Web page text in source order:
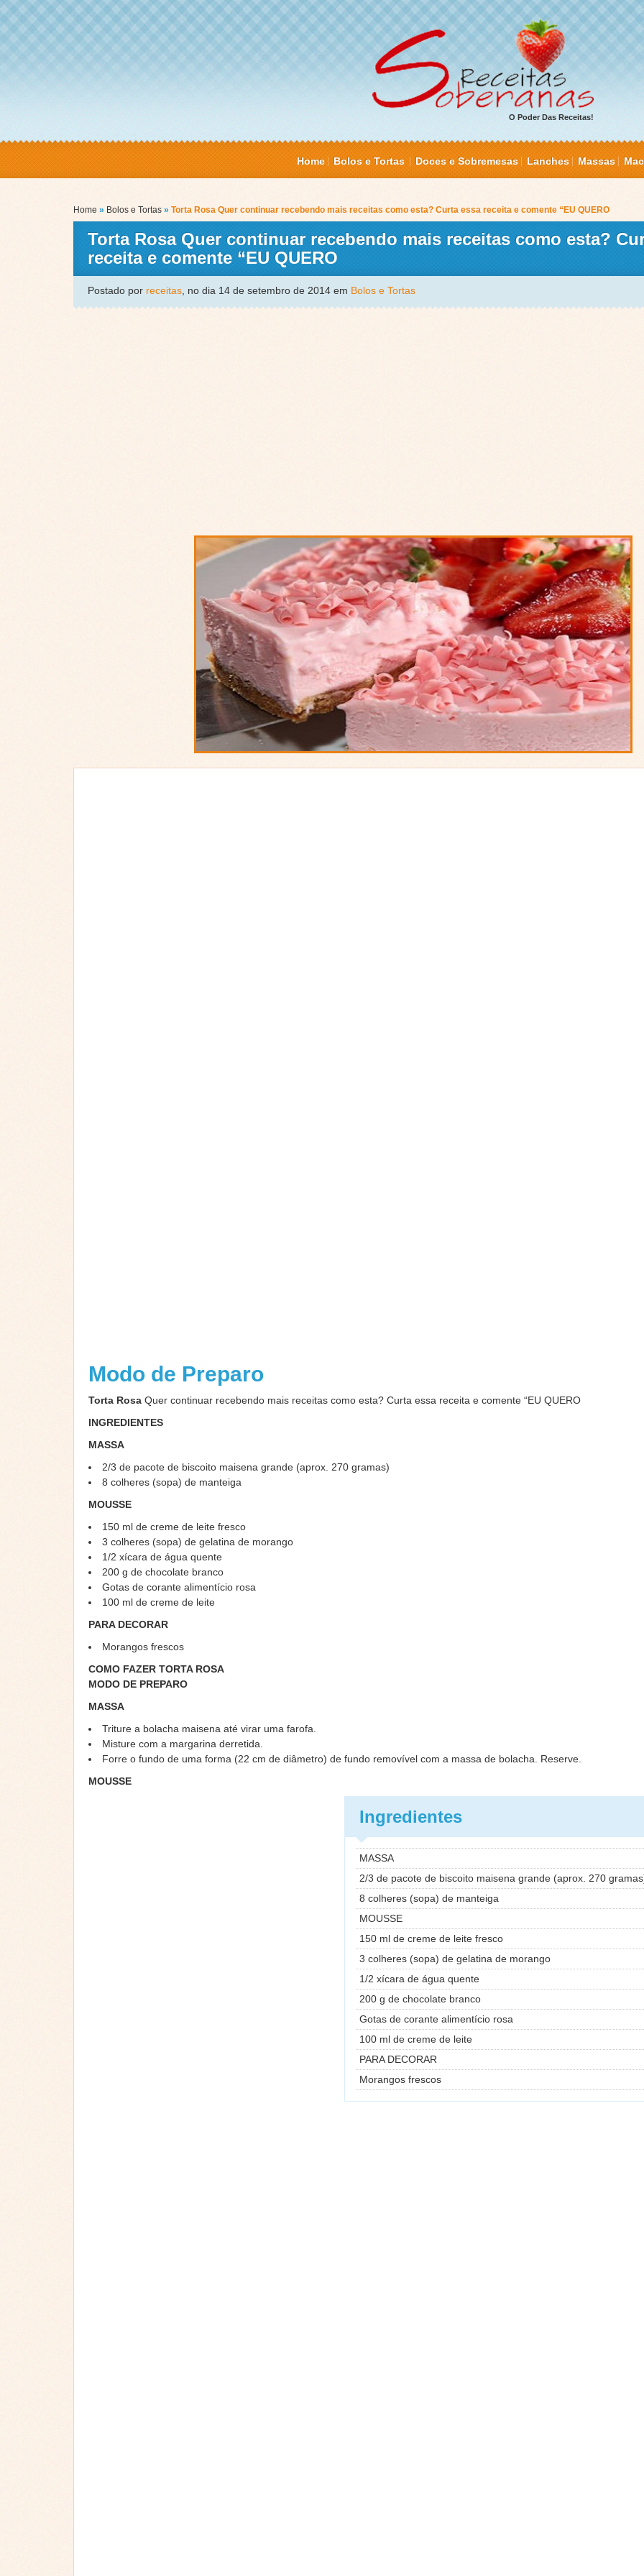
O Poder Das Receitas!
Home Bolos e Tortas Doces e Sobremesas Lanches Massas
Home » Bolos e Tortas » Torta Rosa Quer continuar recebendo mais receitas como esta? Curta essa receita e comente “EU QUERO
Torta Rosa Quer continuar recebendo mais receitas como esta?
receita e comente “EU QUERO
Postado por receitas , no dia 14 de setembro de 2014 em Bolos e Tortas
Modo de Preparo
Torta Rosa Quer continuar recebendo mais receitas como esta? Curta essa receita e comente “EU QUERO
INGREDIENTES
MASSA
2/3 de pacote de biscoito maisena grande (aprox. 270 gramas)
8 colheres (sopa) de manteiga
MOUSSE
150 ml de creme de leite fresco
3 colheres (sopa) de gelatina de morango
1/2 xícara de água quente
200 g de chocolate branco
Gotas de corante alimentício rosa
100 ml de creme de leite
PARA DECORAR
Morangos frescos
COMO FAZER TORTA ROSA
MODO DE PREPARO
MASSA
Triture a bolacha maisena até virar uma farofa.
Misture com a margarina derretida.
Forre o fundo de uma forma (22 cm de diâmetro) de fundo removível com a massa de bolacha. Reserve.
MOUSSE
Ingredientes
MASSA
2/3 de pacote de biscoito maisena grande (aprox. 270
8 colheres (sopa) de manteiga
MOUSSE
150 ml de creme de leite fresco
3 colheres (sopa) de gelatina de morango
1/2 xícara de água quente
200 g de chocolate branco
Gotas de corante alimentício rosa
100 ml de creme de leite
PARA DECORAR
Morangos frescos